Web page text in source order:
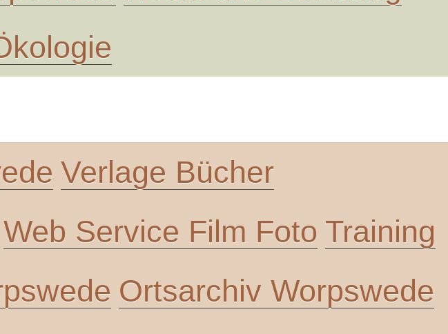
Verlage Bücher
Web Service Film Foto Training
Ortsarchiv Worpswede